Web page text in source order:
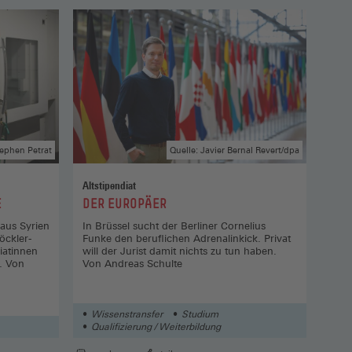
Petrat
Syrien
Von
Altstipendiat
:DER EUROPÄER
Quelle: Javier Bernal Revert/dpa
In Brüssel sucht der Berliner Cornelius
Funke den beruflichen Adrenalinkick. Privat
will der Jurist damit nichts zu tun haben.
Von Andreas Schulte
Wissenstransfer
Studium
Qualifizierung / Weiterbildung